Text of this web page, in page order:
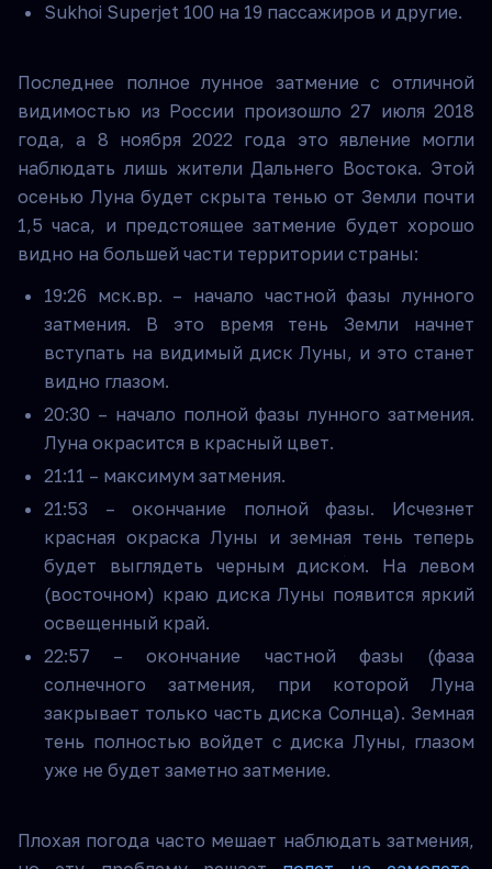
Sukhoi Superjet 100 на 19 пассажиров и другие.
Последнее полное лунное затмение с отличной
видимостью из России произошло 27 июля 2018
года, а 8 ноября 2022 года это явление могли
наблюдать лишь жители Дальнего Востока. Этой
осенью Луна будет скрыта тенью от Земли почти
1,5 часа, и предстоящее затмение будет хорошо
видно на большей части территории страны:
19:26 мск.вр. – начало частной фазы лунного
затмения. В это время тень Земли начнет
вступать на видимый диск Луны, и это станет
видно глазом.
20:30 – начало полной фазы лунного затмения.
Луна окрасится в красный цвет.
21:11 – максимум затмения.
21:53 – окончание полной фазы. Исчезнет
красная окраска Луны и земная тень теперь
будет выглядеть черным диском. На левом
(восточном) краю диска Луны появится яркий
освещенный край.
22:57 – окончание частной фазы (фаза
солнечного затмения, при которой Луна
закрывает только часть диска Солнца). Земная
тень полностью войдет с диска Луны, глазом
уже не будет заметно затмение.
Плохая погода часто мешает наблюдать затмения,